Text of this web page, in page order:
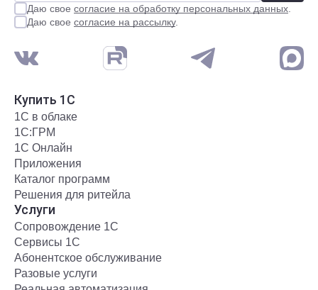
Даю свое согласие на обработку персональных данных
Даю свое согласие на рассылку.
Купить 1С
1С в облаке
1С:ГРМ
1С Онлайн
Приложения
Каталог программ
Решения для ритейла
Услуги
Сопровождение 1С
Сервисы 1С
Абонентское обслуживание
Разовые услуги